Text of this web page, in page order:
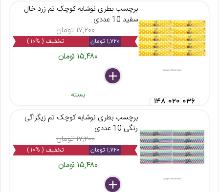
برچسب بطری نوشابه کوچک تم زرد خال
سفید 10 عددی
۱۷,۲۰۰ تومان
۱,۷۲۰ تومان تخفیف ( %۱۰ )
۱۵,۴۸۰ تومان
delete
remove
add
بسته
۱۴۸ ۰۲۰ ۰۳۶
برچسب بطری نوشابه کوچک تم زیگزاگی
رنگی 10 عددی
۱۷,۲۰۰ تومان
۱,۷۲۰ تومان تخفیف ( %۱۰ )
۱۵,۴۸۰ تومان
delete
remove
add